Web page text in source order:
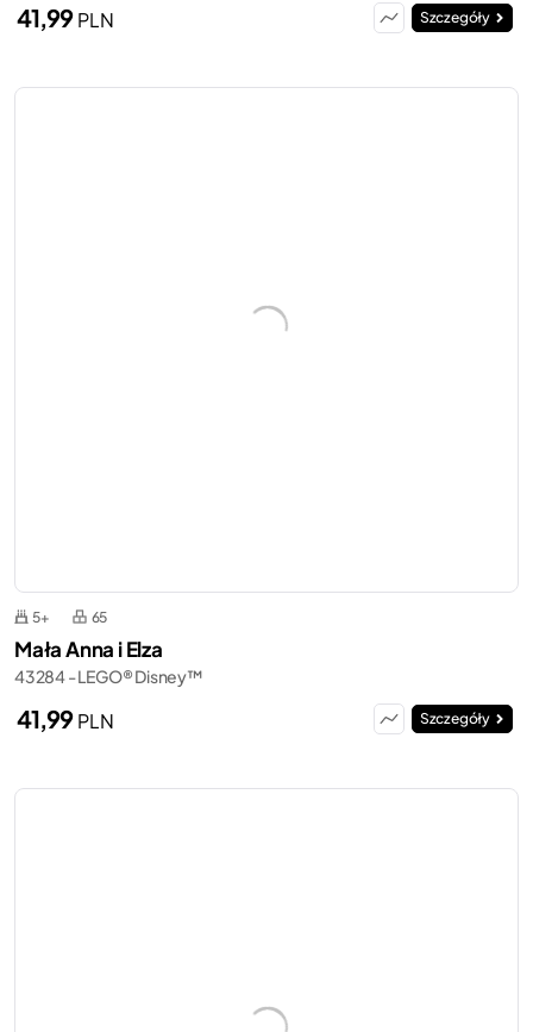
41,99PLN Szczegóły
5+ 65
Mała Anna i Elza
43284 - LEGO® Disney™
41,99PLN Szczegóły